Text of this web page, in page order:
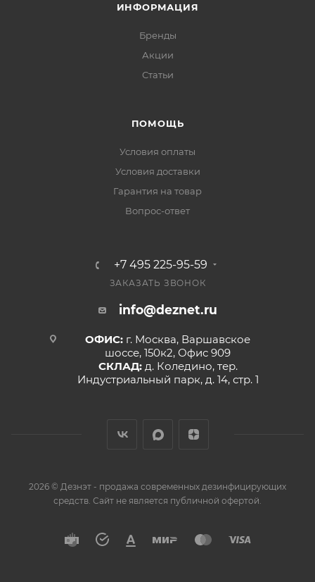
ИНФОРМАЦИЯ
Бренды
Акции
Статьи
ПОМОЩЬ
Условия оплаты
Условия доставки
Гарантия на товар
Вопрос-ответ
+7 495 225-95-59
ЗАКАЗАТЬ ЗВОНОК
info@deznet.ru
ОФИС: г. Москва, Варшавское
шоссе, 150к2, Офис 909
СКЛАД: д. Коледино, тер.
Индустриальный парк, д. 14, стр. 1
2026 © Дезнэт - продажа современных дезинфицирующих
средств. Сайт не является публичной офертой.